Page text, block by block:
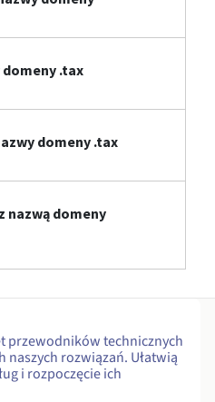
.tax
domeny .tax
nazwą domeny
przewodników technicznych
naszych rozwiązań. Ułatwią
i rozpoczęcie ich